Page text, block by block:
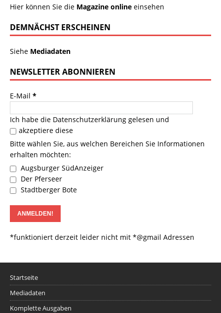
Hier können Sie die Magazine online einsehen
DEMNÄCHST ERSCHEINEN
Siehe Mediadaten
NEWSLETTER ABONNIEREN
E-Mail *
Ich habe die Datenschutzerklärung gelesen und
akzeptiere diese
Bitte wählen Sie, aus welchen Bereichen Sie Informationen
erhalten möchten:
Augsburger SüdAnzeiger
Der Pferseer
Stadtberger Bote
*funktioniert derzeit leider nicht mit *@gmail Adressen
Startseite
Mediadaten
Komplette Ausgaben